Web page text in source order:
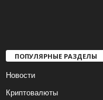
ПОПУЛЯРНЫЕ РАЗДЕЛЫ
Новости
Криптовалюты